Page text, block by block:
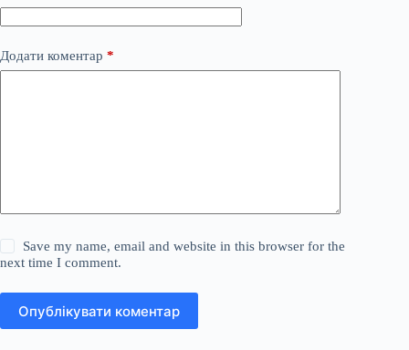
Додати коментар *
Save my name, email and website in this browser for the
next time I comment.
Опублікувати коментар